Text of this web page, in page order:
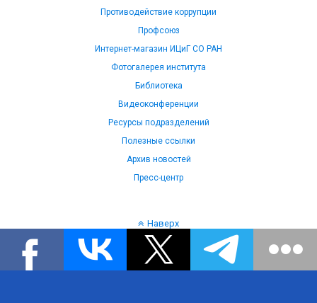
Противодействие коррупции
Профсоюз
Интернет-магазин ИЦиГ СО РАН
Фотогалерея института
Библиотека
Видеоконференции
Ресурсы подразделений
Полезные ссылки
Архив новостей
Пресс-центр
Наверх